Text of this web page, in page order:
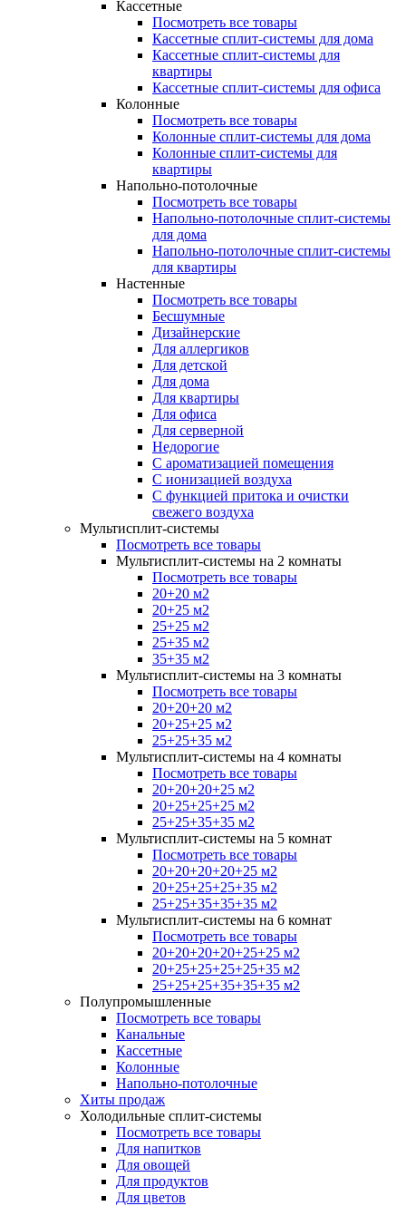
Кассетные
Посмотреть все товары
Кассетные сплит-системы для дома
Кассетные сплит-системы для
квартиры
Кассетные сплит-системы для офиса
Колонные
Посмотреть все товары
Колонные сплит-системы для дома
Колонные сплит-системы для
квартиры
Напольно-потолочные
Посмотреть все товары
Напольно-потолочные сплит-системы
для дома
Напольно-потолочные сплит-системы
для квартиры
Настенные
Посмотреть все товары
Бесшумные
Дизайнерские
Для аллергиков
Для детской
Для дома
Для квартиры
Для офиса
Для серверной
Недорогие
С ароматизацией помещения
С ионизацией воздуха
С функцией притока и очистки
свежего воздуха
Мультисплит-системы
Посмотреть все товары
Мультисплит-системы на 2 комнаты
Посмотреть все товары
20+20 м2
20+25 м2
25+25 м2
25+35 м2
35+35 м2
Мультисплит-системы на 3 комнаты
Посмотреть все товары
20+20+20 м2
20+25+25 м2
25+25+35 м2
Мультисплит-системы на 4 комнаты
Посмотреть все товары
20+20+20+25 м2
20+25+25+25 м2
25+25+35+35 м2
Мультисплит-системы на 5 комнат
Посмотреть все товары
20+20+20+20+25 м2
20+25+25+25+35 м2
25+25+35+35+35 м2
Мультисплит-системы на 6 комнат
Посмотреть все товары
20+20+20+20+25+25 м2
20+25+25+25+25+35 м2
25+25+25+35+35+35 м2
Полупромышленные
Посмотреть все товары
Канальные
Кассетные
Колонные
Напольно-потолочные
Хиты продаж
Холодильные сплит-системы
Посмотреть все товары
Для напитков
Для овощей
Для продуктов
Для цветов